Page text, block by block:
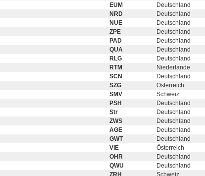
EUM
Deutschland
NRD
Deutschland
NUE
Deutschland
ZPE
Deutschland
PAD
Deutschland
QUA
Deutschland
RLG
Deutschland
RTM
Niederlande
SCN
Deutschland
SZG
Österreich
SMV
Schweiz
PSH
Deutschland
Str
Deutschland
ZWS
Deutschland
AGE
Deutschland
GWT
Deutschland
VIE
Österreich
OHR
Deutschland
QWU
Deutschland
ZRH Schweiz